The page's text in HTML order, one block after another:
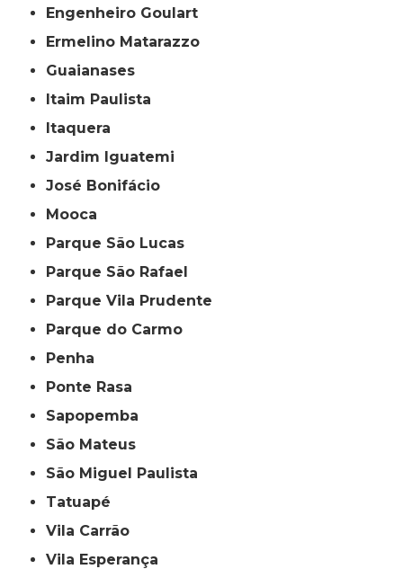
Engenheiro Goulart
Ermelino Matarazzo
Guaianases
Itaim Paulista
Itaquera
Jardim Iguatemi
José Bonifácio
Mooca
Parque São Lucas
Parque São Rafael
Parque Vila Prudente
Parque do Carmo
Penha
Ponte Rasa
Sapopemba
São Mateus
São Miguel Paulista
Tatuapé
Vila Carrão
Vila Esperança